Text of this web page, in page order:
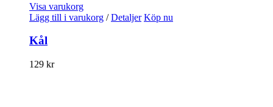
Visa varukorg
Lägg till i varukorg / Detaljer Köp nu
Kål
129 kr